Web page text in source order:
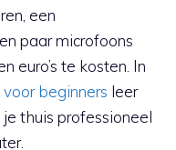
een
paar microfoons
euro’s te kosten. In
beginners leer
thuis professioneel